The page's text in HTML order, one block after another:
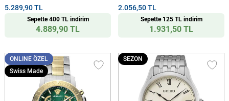
5.289,90 TL
Sepette 400 TL indirim
4.889,90 TL
2.056,50 TL
Sepette 125 TL indirim
1.931,50 TL
ONLINE ÖZEL
Swiss Made
SEZON